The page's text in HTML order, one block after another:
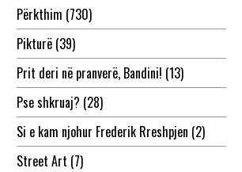
Përkthim (730)
Pikturë(39)
Prit deri në pranverë, Bandini! (13)
Pse shkruaj? (28)
Si e kam njohur Frederik Rreshpjen (2)
Street Art (7)